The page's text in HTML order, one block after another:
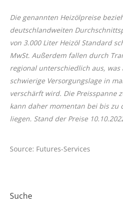
Die genannten Heizölpreise
deutschlandweiten
von 3.000 Liter Heizöl Standard
MwSt. Außerdem fallen durch
regional unterschiedlich aus,
schwierige Versorgungslage in
verschärft wird. Die Preisspanne
kann daher momentan bei bis zu
liegen. Stand der Preise
Source: Futures-Services
Suche